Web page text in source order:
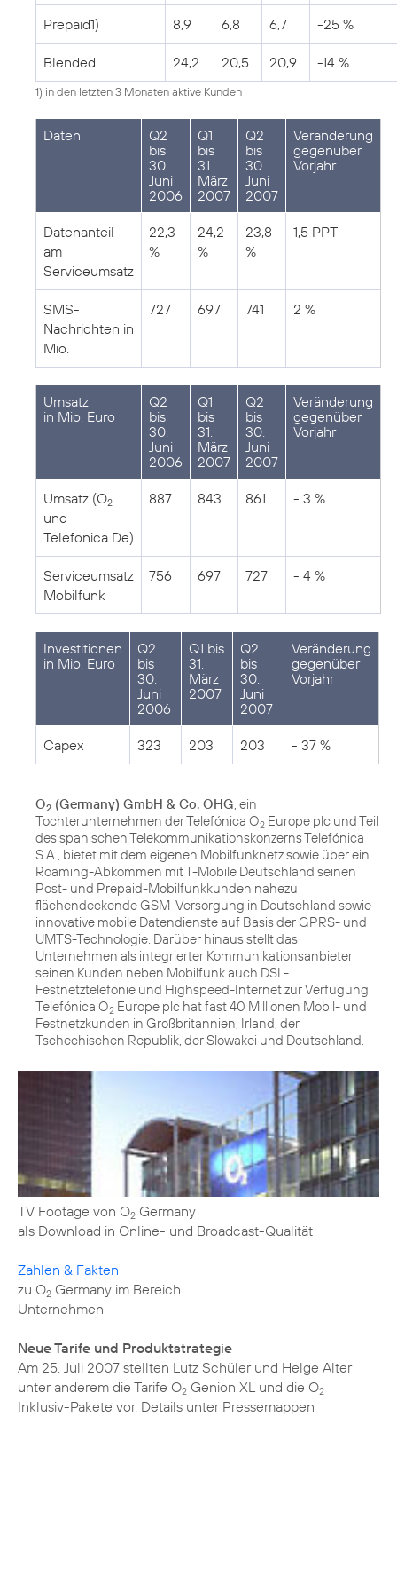
Prepaid1) 8,9 6,8 6,7 -25 %
Blended 24,2 20,5 20,9 -14 %
1) in den letzten 3 Monaten aktive Kunden
Daten
Q2
bis
30.
Juni
2006
Q1
bis
31.
März
2007
Q2
bis
30.
Juni
2007
Veränderung
gegenüber
Vorjahr
Datenanteil
am
Serviceumsatz
22,3
%
24,2
%
23,8
%
1,5 PPT
SMS-
Nachrichten in
Mio.
727 697 741 2 %
Umsatz
in Mio. Euro
Q2
bis
30.
Juni
2006
Q1
bis
31.
März
2007
Q2
bis
30.
Juni
2007
Veränderung
gegenüber
Vorjahr
Umsatz (O2
und
Telefonica De)
887 843 861 - 3 %
Serviceumsatz
Mobilfunk
756 697 727 - 4 %
Investitionen
in Mio. Euro
Q2
bis
30.
Juni
2006
Q1 bis
31.
März
2007
Q2
bis
30.
Juni
2007
Veränderung
gegenüber
Vorjahr
Capex 323 203 203 - 37 %
O2 (Germany) GmbH & Co. OHG, ein
Tochterunternehmen der Telefónica O2 Europe plc und Teil
des spanischen Telekommunikationskonzerns Telefónica
S.A., bietet mit dem eigenen Mobilfunknetz sowie über ein
Roaming-Abkommen mit T-Mobile Deutschland seinen
Post- und Prepaid-Mobilfunkkunden nahezu
flächendeckende GSM-Versorgung in Deutschland sowie
innovative mobile Datendienste auf Basis der GPRS- und
UMTS-Technologie. Darüber hinaus stellt das
Unternehmen als integrierter Kommunikationsanbieter
seinen Kunden neben Mobilfunk auch DSL-
Festnetztelefonie und Highspeed-Internet zur Verfügung.
Telefónica O2 Europe plc hat fast 40 Millionen Mobil- und
Festnetzkunden in Großbritannien, Irland, der
Tschechischen Republik, der Slowakei und Deutschland.
TV Footage von O2 Germany
als Download in Online- und Broadcast-Qualität
Zahlen & Fakten
zu O2 Germany im Bereich
Unternehmen
Neue Tarife und Produktstrategie
Am 25. Juli 2007 stellten Lutz Schüler und Helge Alter
unter anderem die Tarife O2 Genion XL und die O2
Inklusiv-Pakete vor. Details unter Pressemappen